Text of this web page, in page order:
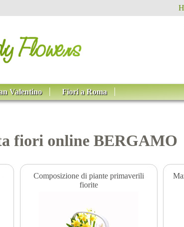
Valentino Fiori a Roma
fiori online BERGAMO
Composizione di piante primaverili
fiorite